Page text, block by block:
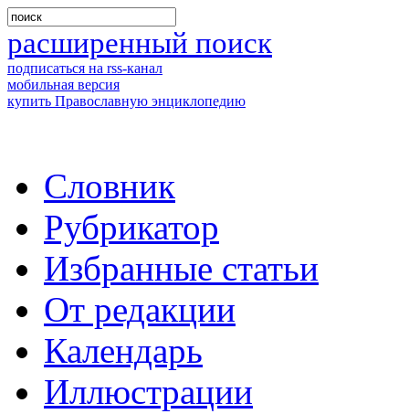
расширенный поиск
подписаться на rss-канал
мобильная версия
купить Православную энциклопедию
Словник
Рубрикатор
Избранные статьи
От редакции
Календарь
Иллюстрации